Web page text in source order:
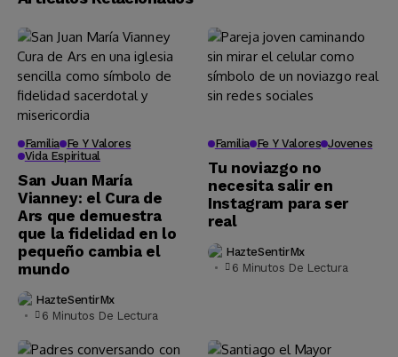
Familia Fe Y Valores
Vida Espiritual
San Juan María
Vianney: el Cura de
Ars que demuestra
que la fidelidad en lo
pequeño cambia el
mundo
HazteSentirMx
6 Minutos De Lectura
Familia Fe Y Valores Jovenes
Tu noviazgo no
necesita salir en
Instagram para ser
real
HazteSentirMx
6 Minutos De Lectura